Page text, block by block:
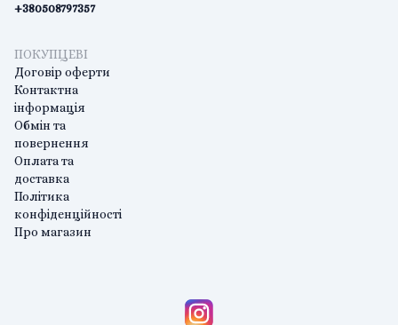
+380508797357
ПОКУПЦЕВІ
Договір оферти
Контактна
інформація
Обмін та
повернення
Оплата та
доставка
Політика
конфіденційності
Про магазин